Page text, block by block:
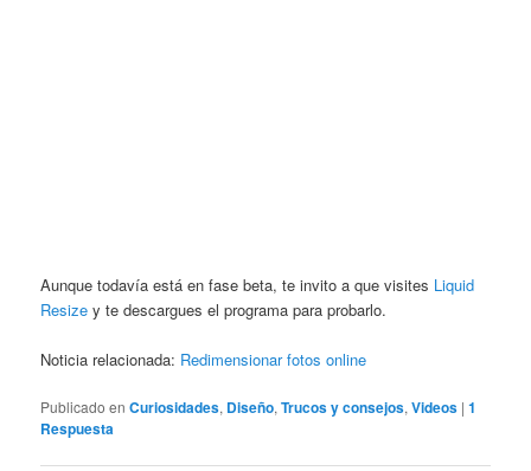
Aunque todavía está en fase beta, te invito a que visites Liquid
Resize y te descargues el programa para probarlo.
Noticia relacionada: Redimensionar fotos online
Publicado en Curiosidades, Diseño,Trucos y consejos,Videos |1
Respuesta